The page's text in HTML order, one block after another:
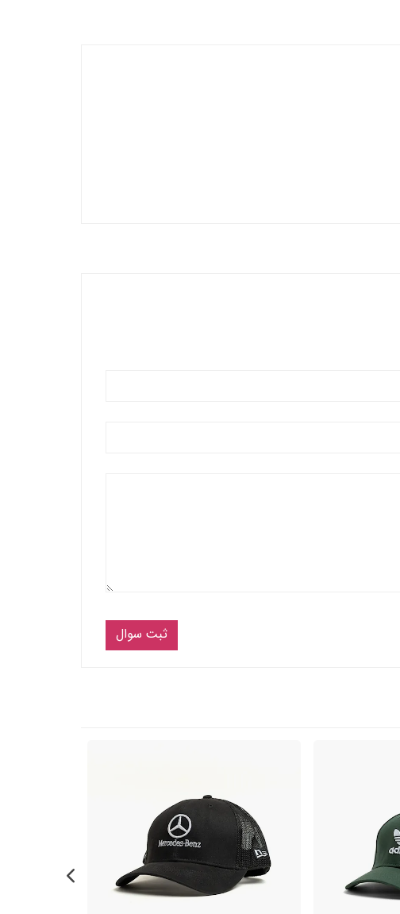
ثبت سوال